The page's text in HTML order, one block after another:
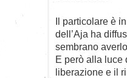
Il particolare è
dell’Aja ha
sembrano
E però alla luce
liberazione e il